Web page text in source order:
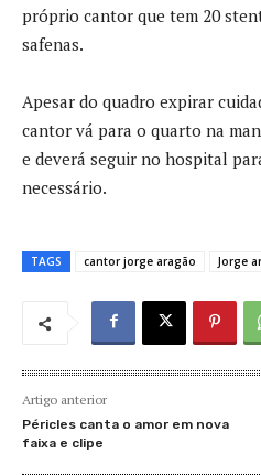
próprio cantor que tem 20
safenas.
Apesar do quadro expirar
cantor vá para o quarto na
e deverá seguir no hospital
necessário.
TAGS cantor jorge aragão Jorge
Artigo anterior
Péricles canta o amor em nova
faixa e clipe